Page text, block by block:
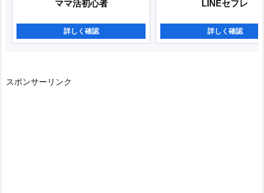
ママ活初心者
詳しく確認
LINEセフレ
詳しく確認
スポンサーリンク